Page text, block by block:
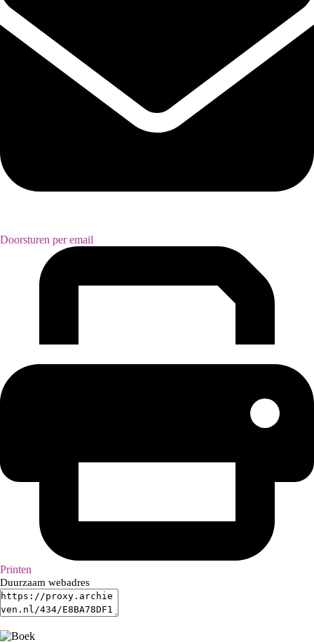
Doorsturen per email
Printen
Duurzaam webadres